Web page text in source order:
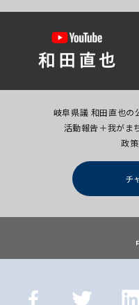
岐阜県議 和田直也の
活動報告＋我がま
政策
チ